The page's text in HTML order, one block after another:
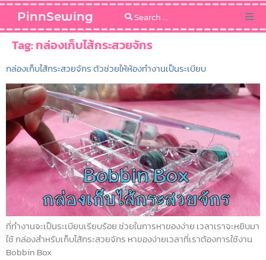
PinnSewing
Categories
Blog
Sewing Pattern
Tag:กล่องเก็บไส้กระสวยจักร
กล่องเก็บไส้กระสวยจักร ตัวช่วยให้ห้องทำงานเป็นระเบียบ
ที่ทำงานจะเป็นระเบียบเรียบร้อย ช่วยในการหาของง่าย เวลาเราจะหยิบมา
ใช้ กล่องสำหรับเก็บไส้กระสวยจักร หาของง่ายเวลาที่เราต้องการใช้งาน
Bobbin Box